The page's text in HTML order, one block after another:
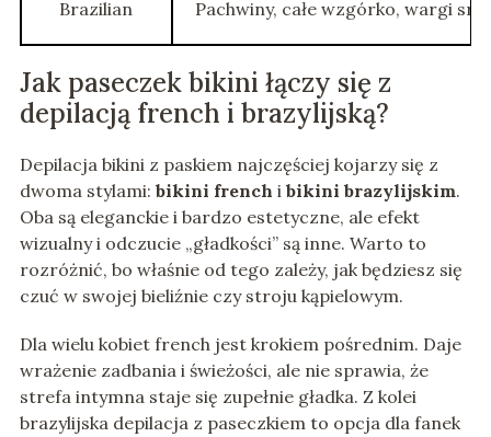
Brazilian Pachwiny, całe wzgórko, wargi
Jak paseczek bikini łączy się z
depilacją french i brazylijską?
Depilacja bikini z paskiem najczęściej kojarzy się z
dwoma stylami: bikini french i bikini brazylijskim.
Oba są eleganckie i bardzo estetyczne, ale efekt
wizualny i odczucie „gładkości” są inne. Warto to
rozróżnić, bo właśnie od tego zależy, jak będziesz się
czuć w swojej bieliźnie czy stroju kąpielowym.
Dla wielu kobiet french jest krokiem pośrednim. Daje
wrażenie zadbania i świeżości, ale nie sprawia, że
strefa intymna staje się zupełnie gładka. Z kolei
brazylijska depilacja z paseczkiem to opcja dla fanek